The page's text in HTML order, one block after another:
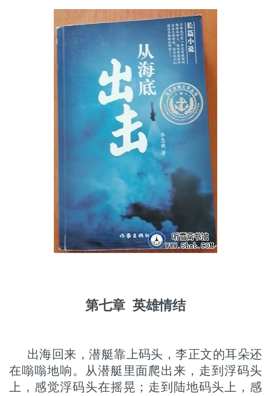
第七章 英雄情结
出海回来，潜艇靠上码头，李正文的耳朵还
在嗡嗡地响。从潜艇里面爬出来，走到浮码头
上，感觉浮码头在摇晃；走到陆地码头上，感